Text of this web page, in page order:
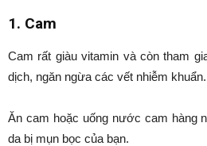
1. Cam
Cam rất giàu vitamin và còn tham
dịch, ngăn ngừa các vết nhiễm khuẩn.
Ăn cam hoặc uống nước cam hàng
da bị mụn bọc của bạn.